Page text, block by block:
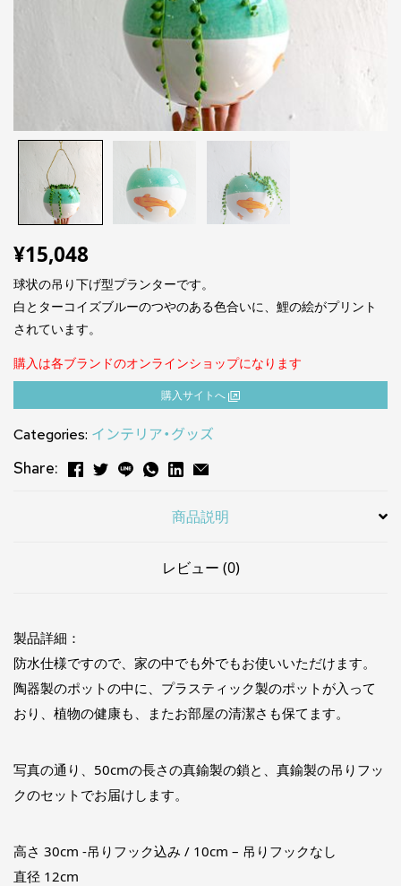
¥15,048
球状の吊り下げ型プランターです。
白とターコイズブルーのつやのある色合いに、鯉の絵がプリント
されています。
購入は各ブランドのオンラインショップになります
購⼊サイトへ
Categories: インテリア・グッズ
Share:
商品説明
レビュー (0)
製品詳細：
防水仕様ですので、家の中でも外でもお使いいただけます。
陶器製のポットの中に、プラスティック製のポットが入って
おり、植物の健康も、またお部屋の清潔さも保てます。
写真の通り、50cmの長さの真鍮製の鎖と、真鍮製の吊りフッ
クのセットでお届けします。
高さ 30cm -吊りフック込み / 10cm – 吊りフックなし
直径 12cm